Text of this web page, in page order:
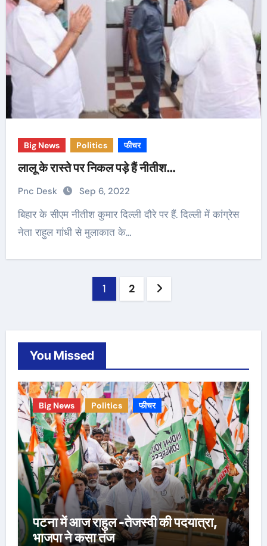
Big News Politics फीचर
लालू के रास्ते पर निकल पड़े हैं नीतीश…
Pnc Desk Sep 6, 2022
बिहार के सीएम नीतीश कुमार दिल्ली दौरे पर हैं. दिल्ली में कांग्रेस
नेता राहुल गांधी से मुलाकात के…
1 2
You Missed
Big News Politics फीचर
पटना में आज राहुल -तेजस्वी की पदयात्रा,
भाजपा ने कसा तंज